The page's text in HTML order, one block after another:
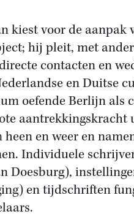
kiest voor de aanpak
hij pleit, met
contacten en
en Duitse
oefende Berlijn als
aantrekkingskracht
heen en weer en
Individuele
Doesburg),
en tijdschriften